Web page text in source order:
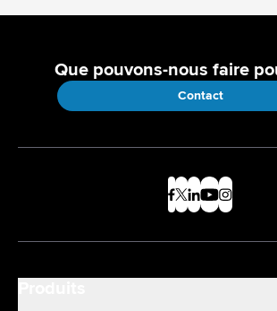
Que pouvons-nous faire
Contact